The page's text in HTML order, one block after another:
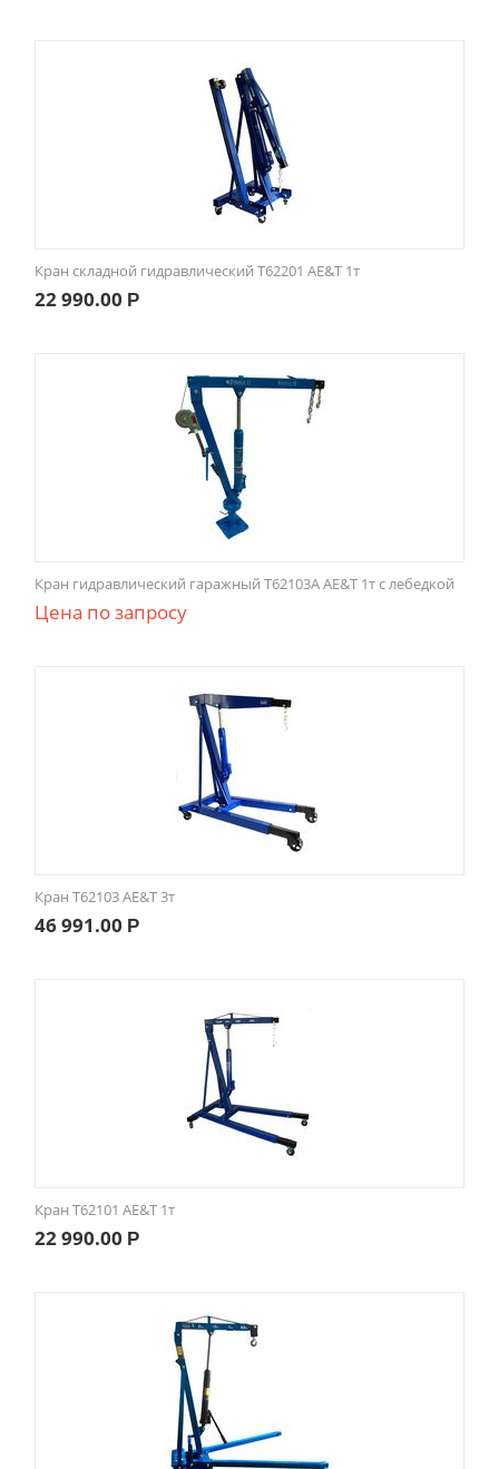
Кран складной гидравлический Т62201 AE&T 1т
22 990.00 Р
Кран гидравлический гаражный Т62103A AE&T 1т с лебедкой
Цена по запросу
Кран Т62103 AE&T 3т
46 991.00 Р
Кран Т62101 AE&T 1т
22 990.00 Р